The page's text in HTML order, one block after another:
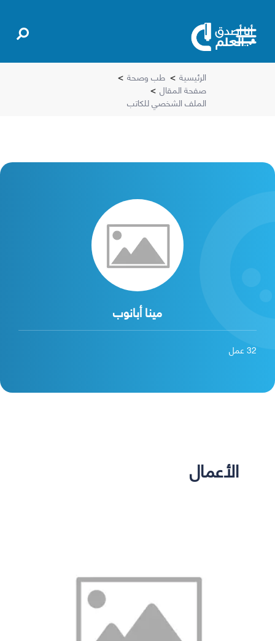
الرئيسية > طب وصحة >
صفحة المقال >
الملف الشخصي للكاتب
مينا أبانوب
32عمل
الأعمال